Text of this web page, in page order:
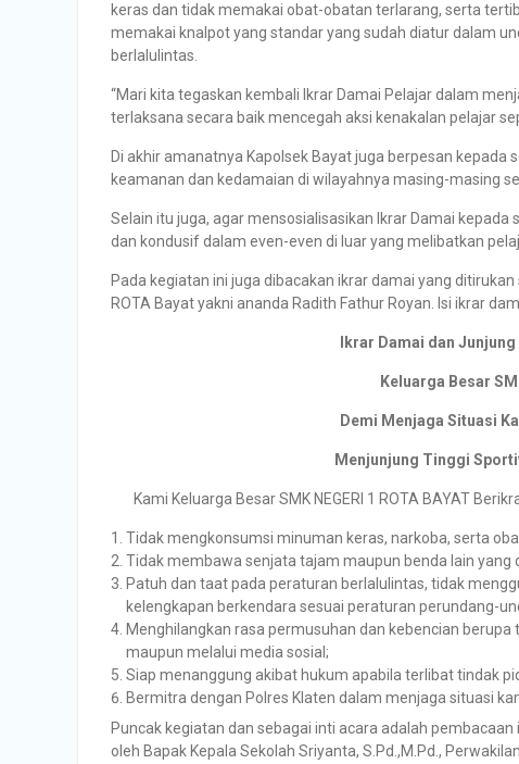
keras dan tidak memakai obat-obatan terlarang, serta
memakai knalpot yang standar yang sudah diatur dalam
berlalulintas.
“Mari kita tegaskan kembali Ikrar Damai Pelajar dalam
terlaksana secara baik mencegah aksi kenakalan pelajar
Di akhir amanatnya Kapolsek Bayat juga berpesan
keamanan dan kedamaian di wilayahnya masing-masing
Selain itu juga, agar mensosialisasikan Ikrar Damai
dan kondusif dalam even-even di luar yang melibatkan
Pada kegiatan ini juga dibacakan ikrar damai yang
ROTA Bayat yakni ananda Radith Fathur Royan. Isi ikrar
Ikrar Damai dan
Keluarga Besar
Demi Menjaga Situasi
Menjunjung Tinggi
Kami Keluarga Besar SMK NEGERI 1 ROTA BAYAT
Tidak mengkonsumsi minuman keras, narkoba, serta
Tidak membawa senjata tajam maupun benda lain yang
Patuh dan taat pada peraturan berlalulintas, tidak
kelengkapan berkendara sesuai peraturan perundang-
Menghilangkan rasa permusuhan dan kebencian
maupun melalui media sosial;
Siap menanggung akibat hukum apabila terlibat tindak
Bermitra dengan Polres Klaten dalam menjaga situasi
Puncak kegiatan dan sebagai inti acara adalah
oleh Bapak Kepala Sekolah Sriyanta, S.Pd.,M.Pd.,